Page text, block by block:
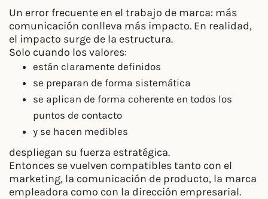
Un error frecuente en el trabajo de marca: más
comunicación conlleva más impacto. En realidad,
el impacto surge de la estructura.
Solo cuando los valores:
están claramente definidos
se preparan de forma sistemática
se aplican de forma coherente en todos los
puntos de contacto
y se hacen medibles
despliegan su fuerza estratégica.
Entonces se vuelven compatibles tanto con el
marketing, la comunicación de producto, la marca
empleadora como con la dirección empresarial.